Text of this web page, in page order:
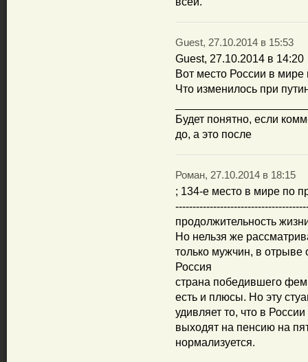
Guest, 27.10.2014 в 15:53
Guest, 27.10.2014 в 14:20
Вот место России в
Что изменилось при
Будет понятно, если
до, а это после
Роман, 27.10.2014 в 18:15
; 134-е место в мире по
продолжительность
Но нельзя же
только мужчин, в
Россия
страна победившего
есть и плюсы. Но эту
удивляет то, что в
выходят на пенсию на
нормализуется.